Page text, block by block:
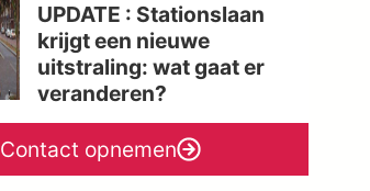
UPDATE : Stationslaan
krijgt een nieuwe
uitstraling: wat gaat er
veranderen?
Contact opnemen